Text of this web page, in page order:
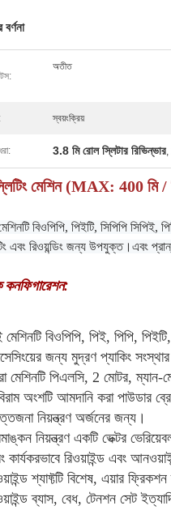
অতীত
স্বয়ংক্রিয়
3.8 মি রোল স্লিটার রিভিন্ভার,
মেশিন (MAX: 400 মি /
বিওপিপি, পিইটি, সিপিপি
এবং রিওয়ন্ডিং জন্য উপযুক্ত।এবং
কনফিগারেশন:
বিওপিপি, পিই, পিপি,
জন্য মুদ্রণ প্যাকিং
মেশিনটি পিএলসি, 2 মোটর, ম্যান-
অংশটি আমদানি করা পাউডার
নিয়ন্ত্রণ অর্জনের জন্য।
নিয়ন্ত্রণ একটি ভেক্টর
কার্যকরভাবে রিওয়াইন্ড এবং
শ্যাফ্টটি বিশেষ, এয়ার
ব্যাস, বেধ, টেনশন সেট